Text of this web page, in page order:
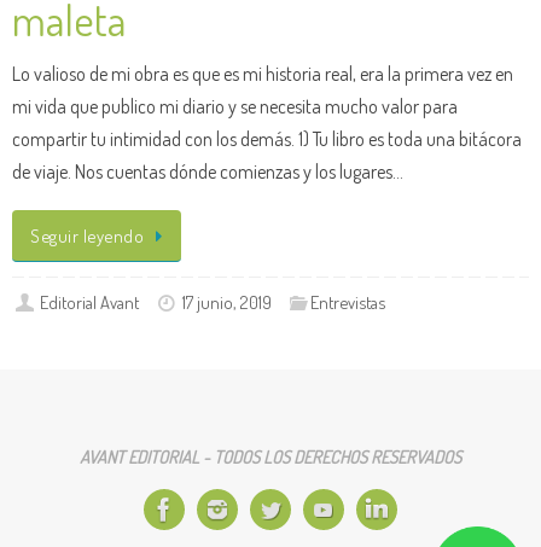
maleta
Lo valioso de mi obra es que es mi historia real, era la primera vez en
mi vida que publico mi diario y se necesita mucho valor para
compartir tu intimidad con los demás. 1) Tu libro es toda una bitácora
de viaje. Nos cuentas dónde comienzas y los lugares…
Seguir leyendo
Editorial Avant 17 junio, 2019 Entrevistas
AVANT EDITORIAL - TODOS LOS DERECHOS RESERVADOS